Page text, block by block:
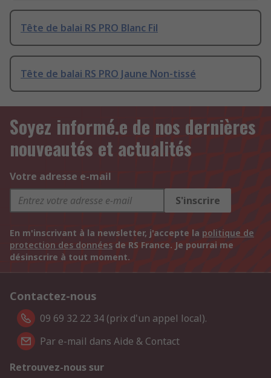
Tête de balai RS PRO Blanc Fil
Tête de balai RS PRO Jaune Non-tissé
Soyez informé.e de nos dernières
nouveautés et actualités
Votre adresse e-mail
S'inscrire
En m'inscrivant à la newsletter, j'accepte la politique de
protection des données de RS France. Je pourrai me
désinscrire à tout moment.
Contactez-nous
09 69 32 22 34 (prix d'un appel local).
Par e-mail dans Aide & Contact
Retrouvez-nous sur